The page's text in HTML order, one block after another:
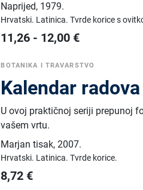
Naprijed, 1979.
Hrvatski. Latinica.Tvrde korice s
11,26 - 12,00 €
BOTANIKA I TRAVARSTVO
Kalendar
U ovoj praktičnoj seriji prepunoj
vašem vrtu.
Marjan tisak,2007.
Hrvatski. Latinica.Tvrde korice.
8,72 €